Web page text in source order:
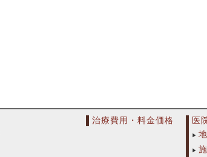
治療費用・料金価格
医